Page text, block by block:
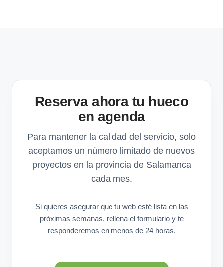
Reserva ahora tu hueco
en agenda
Para mantener la calidad del servicio, solo
aceptamos un número limitado de nuevos
proyectos en la provincia de Salamanca
cada mes.
Si quieres asegurar que tu web esté lista en las
próximas semanas, rellena el formulario y te
responderemos en menos de 24 horas.